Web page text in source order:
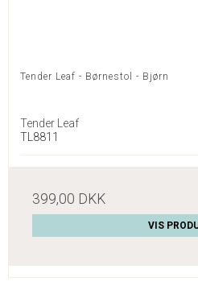
Tender Leaf - Børnestol - Bjørn
Tender Leaf
TL8811
399,00 DKK
VIS